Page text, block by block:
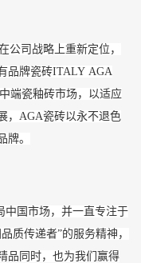
公司战略上重新定位，
品牌瓷砖ITALY AGA
端瓷釉砖市场，以适应
，AGA瓷砖以永不退色
牌。
中国市场，并一直专注于
质传递者”的服务精神，
品同时，也为我们赢得